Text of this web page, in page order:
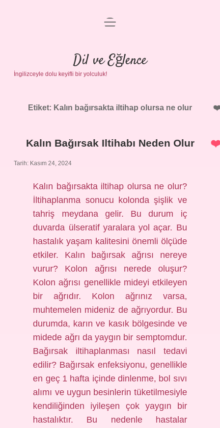
Anasayfa
Gizlilik Politikası
Yasal Uyarı
menüyü
Dil ve Eğlence
İngilizceyle dolu keyifli bir yolculuk!
Etiket: Kalın bağırsakta iltihap olursa ne olur
Kalın Bağırsak Iltihabı Neden Olur
Tarih: Kasım 24, 2024
Kalın bağırsakta iltihap olursa ne olur?
İltihaplanma sonucu kolonda şişlik ve
tahriş meydana gelir. Bu durum iç
duvarda ülseratif yaralara yol açar. Bu
hastalık yaşam kalitesini önemli ölçüde
etkiler. Kalın bağırsak ağrısı nereye
vurur? Kolon ağrısı nerede oluşur?
Kolon ağrısı genellikle mideyi etkileyen
bir ağrıdır. Kolon ağrınız varsa,
muhtemelen mideniz de ağrıyordur. Bu
durumda, karın ve kasık bölgesinde ve
midede ağrı da yaygın bir semptomdur.
Bağırsak iltihaplanması nasıl tedavi
edilir? Bağırsak enfeksiyonu, genellikle
en geç 1 hafta içinde dinlenme, bol sıvı
alımı ve uygun besinlerin tüketilmesiyle
kendiliğinden iyileşen çok yaygın bir
hastalıktır. Bu nedenle hastalar